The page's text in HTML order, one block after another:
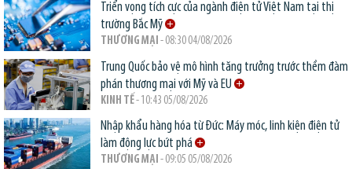
Triển vọng tích cực của ngành điện tử Việt Nam tại thị
trường Bắc Mỹ
THƯƠNG MẠI - 08:30 04/08/2026
Trung Quốc bảo vệ mô hình tăng trưởng trước thềm đàm
phán thương mại với Mỹ và EU
KINH TẾ- 10:43 05/08/2026
Nhập khẩu hàng hóa từ Đức: Máy móc, linh kiện điện tử
làm động lực bứt phá
THƯƠNG MẠI - 09:05 05/08/2026